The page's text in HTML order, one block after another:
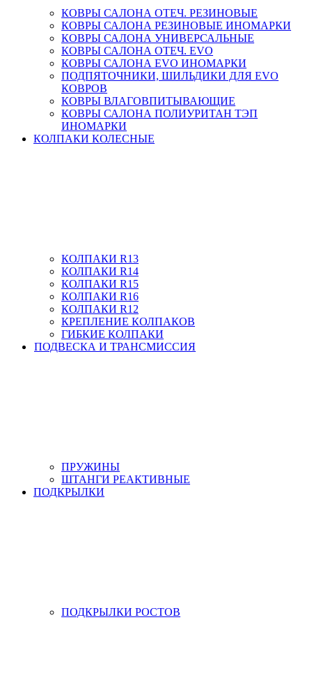
КОВРЫ САЛОНА ОТЕЧ. РЕЗИНОВЫЕ
КОВРЫ САЛОНА РЕЗИНОВЫЕ ИНОМАРКИ
КОВРЫ САЛОНА УНИВЕРСАЛЬНЫЕ
КОВРЫ САЛОНА ОТЕЧ. EVO
КОВРЫ САЛОНА EVO ИНОМАРКИ
ПОДПЯТОЧНИКИ, ШИЛЬДИКИ ДЛЯ EVO
КОВРОВ
КОВРЫ ВЛАГОВПИТЫВАЮЩИЕ
КОВРЫ САЛОНА ПОЛИУРИТАН ТЭП
ИНОМАРКИ
КОЛПАКИ КОЛЕСНЫЕ
КОЛПАКИ R13
КОЛПАКИ R14
КОЛПАКИ R15
КОЛПАКИ R16
КОЛПАКИ R12
КРЕПЛЕНИЕ КОЛПАКОВ
ГИБКИЕ КОЛПАКИ
ПОДВЕСКА И ТРАНСМИССИЯ
ПРУЖИНЫ
ШТАНГИ РЕАКТИВНЫЕ
ПОДКРЫЛКИ
ПОДКРЫЛКИ РОСТОВ